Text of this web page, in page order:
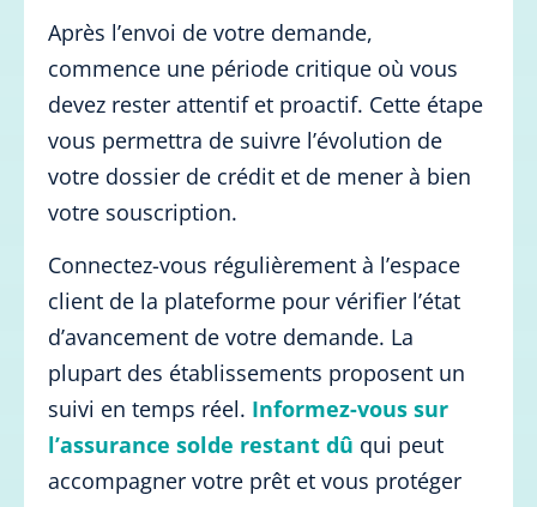
Après l’envoi de votre demande,
commence une période critique où vous
devez rester attentif et proactif. Cette étape
vous permettra de suivre l’évolution de
votre dossier de crédit et de mener à bien
votre souscription.
Connectez-vous régulièrement à l’espace
client de la plateforme pour vérifier l’état
d’avancement de votre demande. La
plupart des établissements proposent un
suivi en temps réel. Informez-vous sur
l’assurance solde restant dû qui peut
accompagner votre prêt et vous protéger